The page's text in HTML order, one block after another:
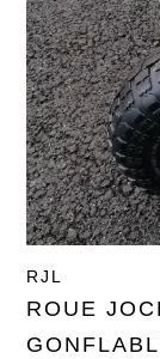
RJL
ROUE